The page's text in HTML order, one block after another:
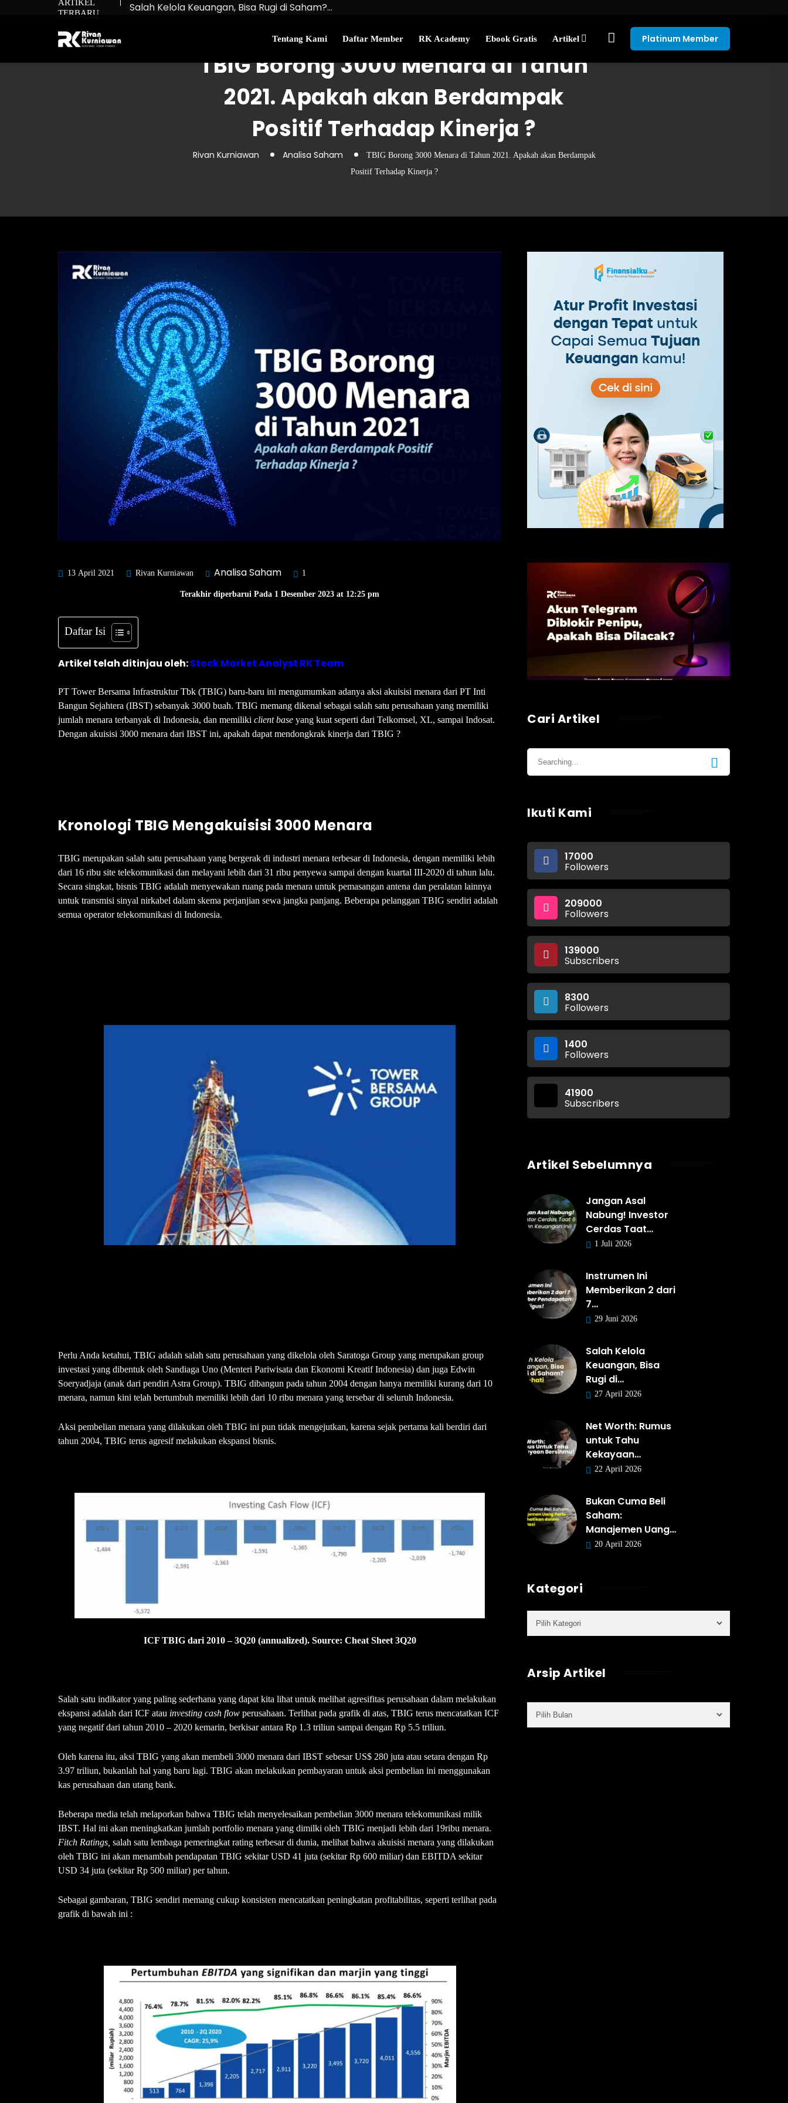
ARTIKEL
TERBARU
Salah Kelola Keuangan, Bisa Rugi di Saham?…
Bukan Cuma Beli Saham: Manajemen Uang Perlu…
Tentang Kami Daftar Member RK Academy Ebook Gratis Artikel Platinum Member
TBIG Borong 3000 Menara di Tahun
2021. Apakah akan Berdampak
Positif Terhadap Kinerja ?
Rivan Kurniawan Analisa Saham
TBIG Borong 3000 Menara di Tahun 2021. Apakah akan Berdampak
Positif Terhadap Kinerja ?
13 April 2021 Rivan Kurniawan Analisa Saham 1
Terakhir diperbarui Pada 1 Desember 2023 at 12:25 pm
Daftar Isi
Artikel telah ditinjau oleh:Stock Market Analyst RK Team
PT Tower Bersama Infrastruktur Tbk (TBIG) baru-baru ini mengumumkan adanya aksi akuisisi menara dari PT Inti
Bangun Sejahtera (IBST) sebanyak 3000 buah. TBIG memang dikenal sebagai salah satu perusahaan yang memiliki
jumlah menara terbanyak di Indonesia, dan memiliki client base yang kuat seperti dari Telkomsel, XL, sampai Indosat.
Dengan akuisisi 3000 menara dari IBST ini, apakah dapat mendongkrak kinerja dari TBIG ?
Kronologi TBIG Mengakuisisi 3000 Menara
TBIG merupakan salah satu perusahaan yang bergerak di industri menara terbesar di Indonesia, dengan memiliki lebih
dari 16 ribu site telekomunikasi dan melayani lebih dari 31 ribu penyewa sampai dengan kuartal III-2020 di tahun lalu.
Secara singkat, bisnis TBIG adalah menyewakan ruang pada menara untuk pemasangan antena dan peralatan lainnya
untuk transmisi sinyal nirkabel dalam skema perjanjian sewa jangka panjang. Beberapa pelanggan TBIG sendiri adalah
semua operator telekomunikasi di Indonesia.
Perlu Anda ketahui, TBIG adalah salah satu perusahaan yang dikelola oleh Saratoga Group yang merupakan group
investasi yang dibentuk oleh Sandiaga Uno (Menteri Pariwisata dan Ekonomi Kreatif Indonesia) dan juga Edwin
Soeryadjaja (anak dari pendiri Astra Group). TBIG dibangun pada tahun 2004 dengan hanya memiliki kurang dari 10
menara, namun kini telah bertumbuh memiliki lebih dari 10 ribu menara yang tersebar di seluruh Indonesia.
Aksi pembelian menara yang dilakukan oleh TBIG ini pun tidak mengejutkan, karena sejak pertama kali berdiri dari
tahun 2004, TBIG terus agresif melakukan ekspansi bisnis.
ICF TBIG dari 2010 – 3Q20 (annualized). Source: Cheat Sheet 3Q20
Salah satu indikator yang paling sederhana yang dapat kita lihat untuk melihat agresifitas perusahaan dalam melakukan
ekspansi adalah dari ICF atau investing cash flow perusahaan. Terlihat pada grafik di atas, TBIG terus mencatatkan ICF
yang negatif dari tahun 2010 – 2020 kemarin, berkisar antara Rp 1.3 triliun sampai dengan Rp 5.5 triliun.
Oleh karena itu, aksi TBIG yang akan membeli 3000 menara dari IBST sebesar US$ 280 juta atau setara dengan Rp
3.97 triliun, bukanlah hal yang baru lagi. TBIG akan melakukan pembayaran untuk aksi pembelian ini menggunakan
kas perusahaan dan utang bank.
Beberapa media telah melaporkan bahwa TBIG telah menyelesaikan pembelian 3000 menara telekomunikasi milik
IBST. Hal ini akan meningkatkan jumlah portfolio menara yang dimilki oleh TBIG menjadi lebih dari 19ribu menara.
Fitch Ratings, salah satu lembaga pemeringkat rating terbesar di dunia, melihat bahwa akuisisi menara yang dilakukan
oleh TBIG ini akan menambah pendapatan TBIG sekitar USD 41 juta (sekitar Rp 600 miliar) dan EBITDA sekitar
USD 34 juta (sekitar Rp 500 miliar) per tahun.
Sebagai gambaran, TBIG sendiri memang cukup konsisten mencatatkan peningkatan profitabilitas, seperti terlihat pada
grafik di bawah ini :
Cari Artikel
Ikuti Kami
17000
Followers
209000
Followers
139000
Subscribers
8300
Followers
1400
Followers
41900
Subscribers
Artikel Sebelumnya
Jangan Asal
Nabung! Investor
Cerdas Taat…
1 Juli 2026
Instrumen Ini
Memberikan 2 dari
7…
29 Juni 2026
Salah Kelola
Keuangan, Bisa
Rugi di…
27 April 2026
Net Worth: Rumus
untuk Tahu
Kekayaan…
22 April 2026
Bukan Cuma Beli
Saham:
Manajemen Uang…
20 April 2026
Kategori
Arsip Artikel